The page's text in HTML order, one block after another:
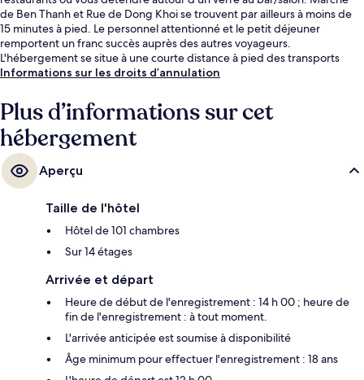
de Ben Thanh et Rue de Dong Khoi se trouvent par ailleurs à moins de
15 minutes à pied. Le personnel attentionné et le petit déjeuner
remportent un franc succès auprès des autres voyageurs.
L'hébergement se situe à une courte distance à pied des transports
publics. Station de métro Opera House se trouve à 12 min à peine.
Informations sur les droits d’annulation
Plus d’informations sur cet
hébergement
Aperçu
Taille de l'hôtel
Hôtel de 101 chambres
Sur 14 étages
Arrivée et départ
Heure de début de l'enregistrement : 14 h 00 ; heure de
fin de l'enregistrement : à tout moment.
L'arrivée anticipée est soumise à disponibilité
Âge minimum pour effectuer l'enregistrement : 18 ans